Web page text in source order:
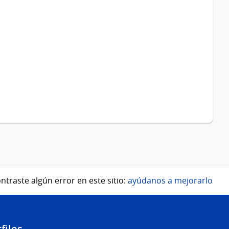
algún error en este sitio: ayúdanos a mejorarlo